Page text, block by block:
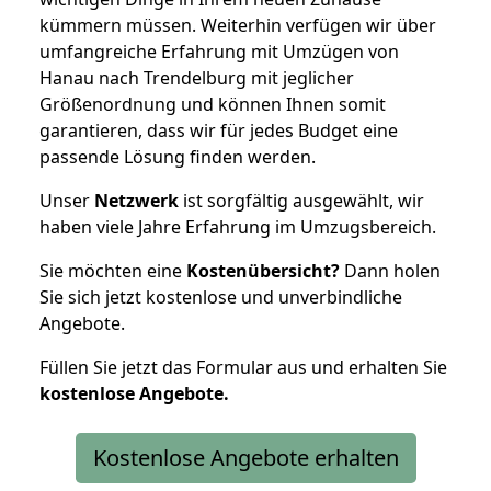
kümmern müssen. Weiterhin verfügen wir über
umfangreiche Erfahrung mit Umzügen von
Hanau nach Trendelburg mit jeglicher
Größenordnung und können Ihnen somit
garantieren, dass wir für jedes Budget eine
passende Lösung finden werden.
Unser Netzwerk ist sorgfältig ausgewählt, wir
haben viele Jahre Erfahrung im Umzugsbereich.
Sie möchten eine Kostenübersicht? Dann holen
Sie sich jetzt kostenlose und unverbindliche
Angebote.
Füllen Sie jetzt das Formular aus und erhalten Sie
kostenloseAngebote.
Kostenlose Angebote erhalten